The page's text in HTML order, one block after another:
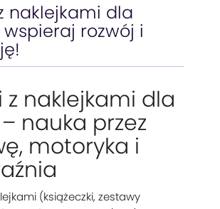
naklejkami dla
rozwój i
z naklejkami dla
nauka przez
motoryka i
(książeczki, zestawy